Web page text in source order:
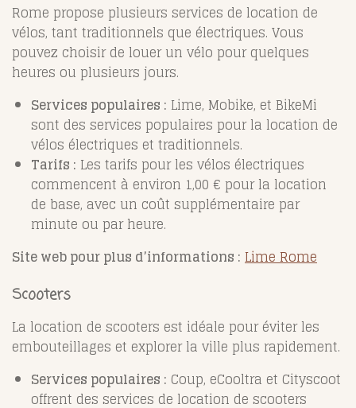
Rome propose plusieurs services de location de
vélos, tant traditionnels que électriques. Vous
pouvez choisir de louer un vélo pour quelques
heures ou plusieurs jours.
Services populaires : Lime, Mobike, et BikeMi
sont des services populaires pour la location de
vélos électriques et traditionnels.
Tarifs : Les tarifs pour les vélos électriques
commencent à environ 1,00 € pour la location
de base, avec un coût supplémentaire par
minute ou par heure.
Site web pour plus d’informations : Lime Rome
Scooters
La location de scooters est idéale pour éviter les
embouteillages et explorer la ville plus rapidement.
Services populaires : Coup, eCooltra et Cityscoot
offrent des services de location de scooters